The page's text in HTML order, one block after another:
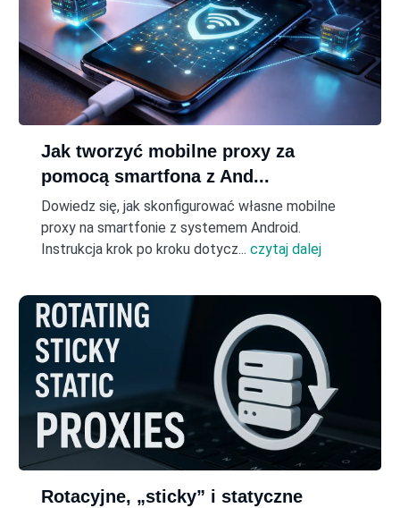
Jak tworzyć mobilne proxy za
pomocą smartfona z And...
Dowiedz się, jak skonfigurować własne mobilne
proxy na smartfonie z systemem Android.
Instrukcja krok po kroku dotycz... czytaj dalej
Rotacyjne, „sticky” i statyczne